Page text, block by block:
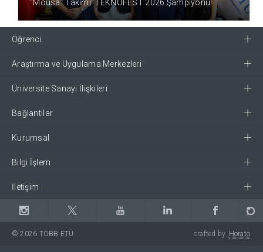
“Mousa” Takımı TEKNOFEST 2026 Şampiyonu!
Öğrenci
Araştırma ve Uygulama Merkezleri
Üniversite Sanayi İlişkileri
Bağlantılar
Kurumsal
Bilgi İşlem
İletişim
© 2026 TOBB ETÜ crafted by Horato